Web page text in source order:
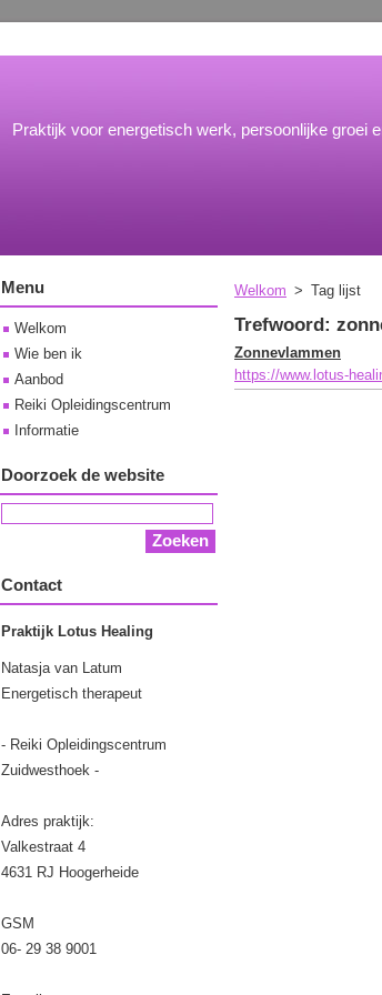
Praktijk voor energetisch werk, persoonlijke groei
Welkom > Tag lijst
Trefwoord:
Zonnevlammen
https://www.lotus-
Menu
Welkom
Wie ben ik
Aanbod
Reiki Opleidingscentrum
Informatie
Doorzoek de website
Contact
Praktijk Lotus Healing
Natasja van Latum
Energetisch therapeut
- Reiki Opleidingscentrum
Zuidwesthoek -
Adres praktijk:
Valkestraat 4
4631 RJ Hoogerheide
GSM
06- 29 38 9001